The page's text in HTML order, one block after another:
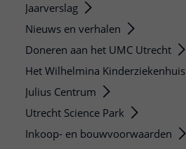
Jaarverslag
Nieuws en verhalen
Doneren aan het UMC Utrecht
Het Wilhelmina Kinderziekenhuis
Julius Centrum
Utrecht Science Park
Inkoop- en bouwvoorwaarden